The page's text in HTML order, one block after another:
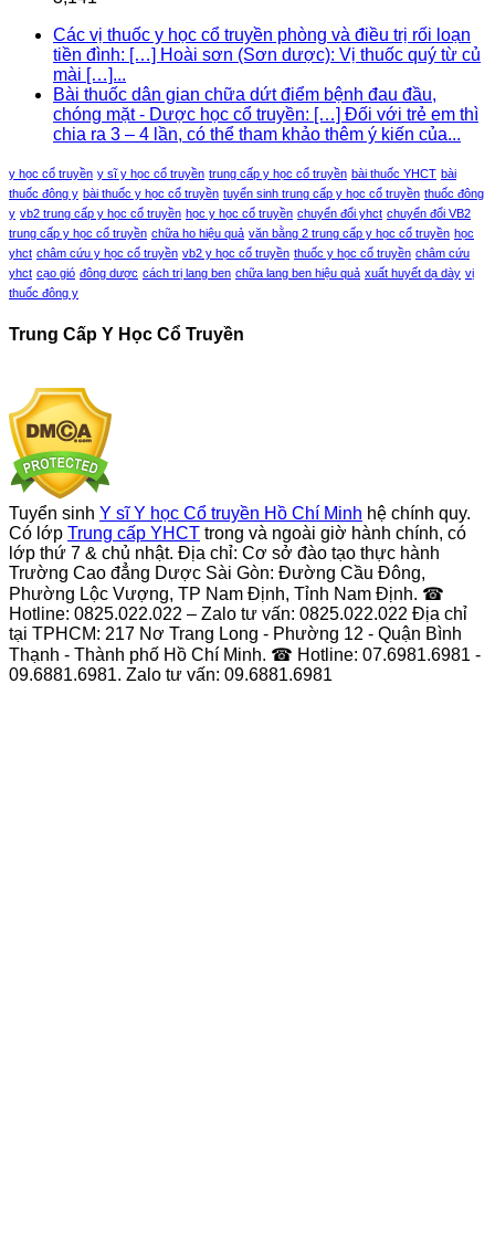
Các vị thuốc y học cổ truyền phòng và điều trị rối loạn
tiền đình: […] Hoài sơn (Sơn dược): Vị thuốc quý từ củ
mài […]...
Bài thuốc dân gian chữa dứt điểm bệnh đau đầu,
chóng mặt - Dược học cổ truyền: […] Đối với trẻ em thì
chia ra 3 – 4 lần, có thể tham khảo thêm ý kiến của...
y học cổ truyền y sĩ y học cổ truyền trung cấp y học cổ truyền bài thuốc YHCT bài
thuốc đông y bài thuốc y học cổ truyền tuyển sinh trung cấp y học cổ truyền thuốc đông
y vb2 trung cấp y học cổ truyền học y học cổ truyền chuyển đổi yhct chuyển đổi VB2
trung cấp y học cổ truyền chữa ho hiệu quả văn bằng 2 trung cấp y học cổ truyền học
yhct châm cứu y học cổ truyền vb2 y học cổ truyền thuốc y học cổ truyền châm cứu
yhct cạo gió đông dược cách trị lang ben chữa lang ben hiệu quả xuất huyết dạ dày vị
thuốc đông y
Trung Cấp Y Học Cổ Truyền
Tuyển sinh Y sĩ Y học Cổ truyền Hồ Chí Minh hệ chính quy.
Có lớp Trung cấp YHCT trong và ngoài giờ hành chính, có
lớp thứ 7 & chủ nhật. Địa chỉ: Cơ sở đào tạo thực hành
Trường Cao đẳng Dược Sài Gòn: Đường Cầu Đông,
Phường Lộc Vượng, TP Nam Định, Tỉnh Nam Định. ☎
Hotline: 0825.022.022 – Zalo tư vấn: 0825.022.022 Địa chỉ
tại TPHCM: 217 Nơ Trang Long - Phường 12 - Quận Bình
Thạnh - Thành phố Hồ Chí Minh. ☎ Hotline: 07.6981.6981 -
09.6881.6981. Zalo tư vấn: 09.6881.6981